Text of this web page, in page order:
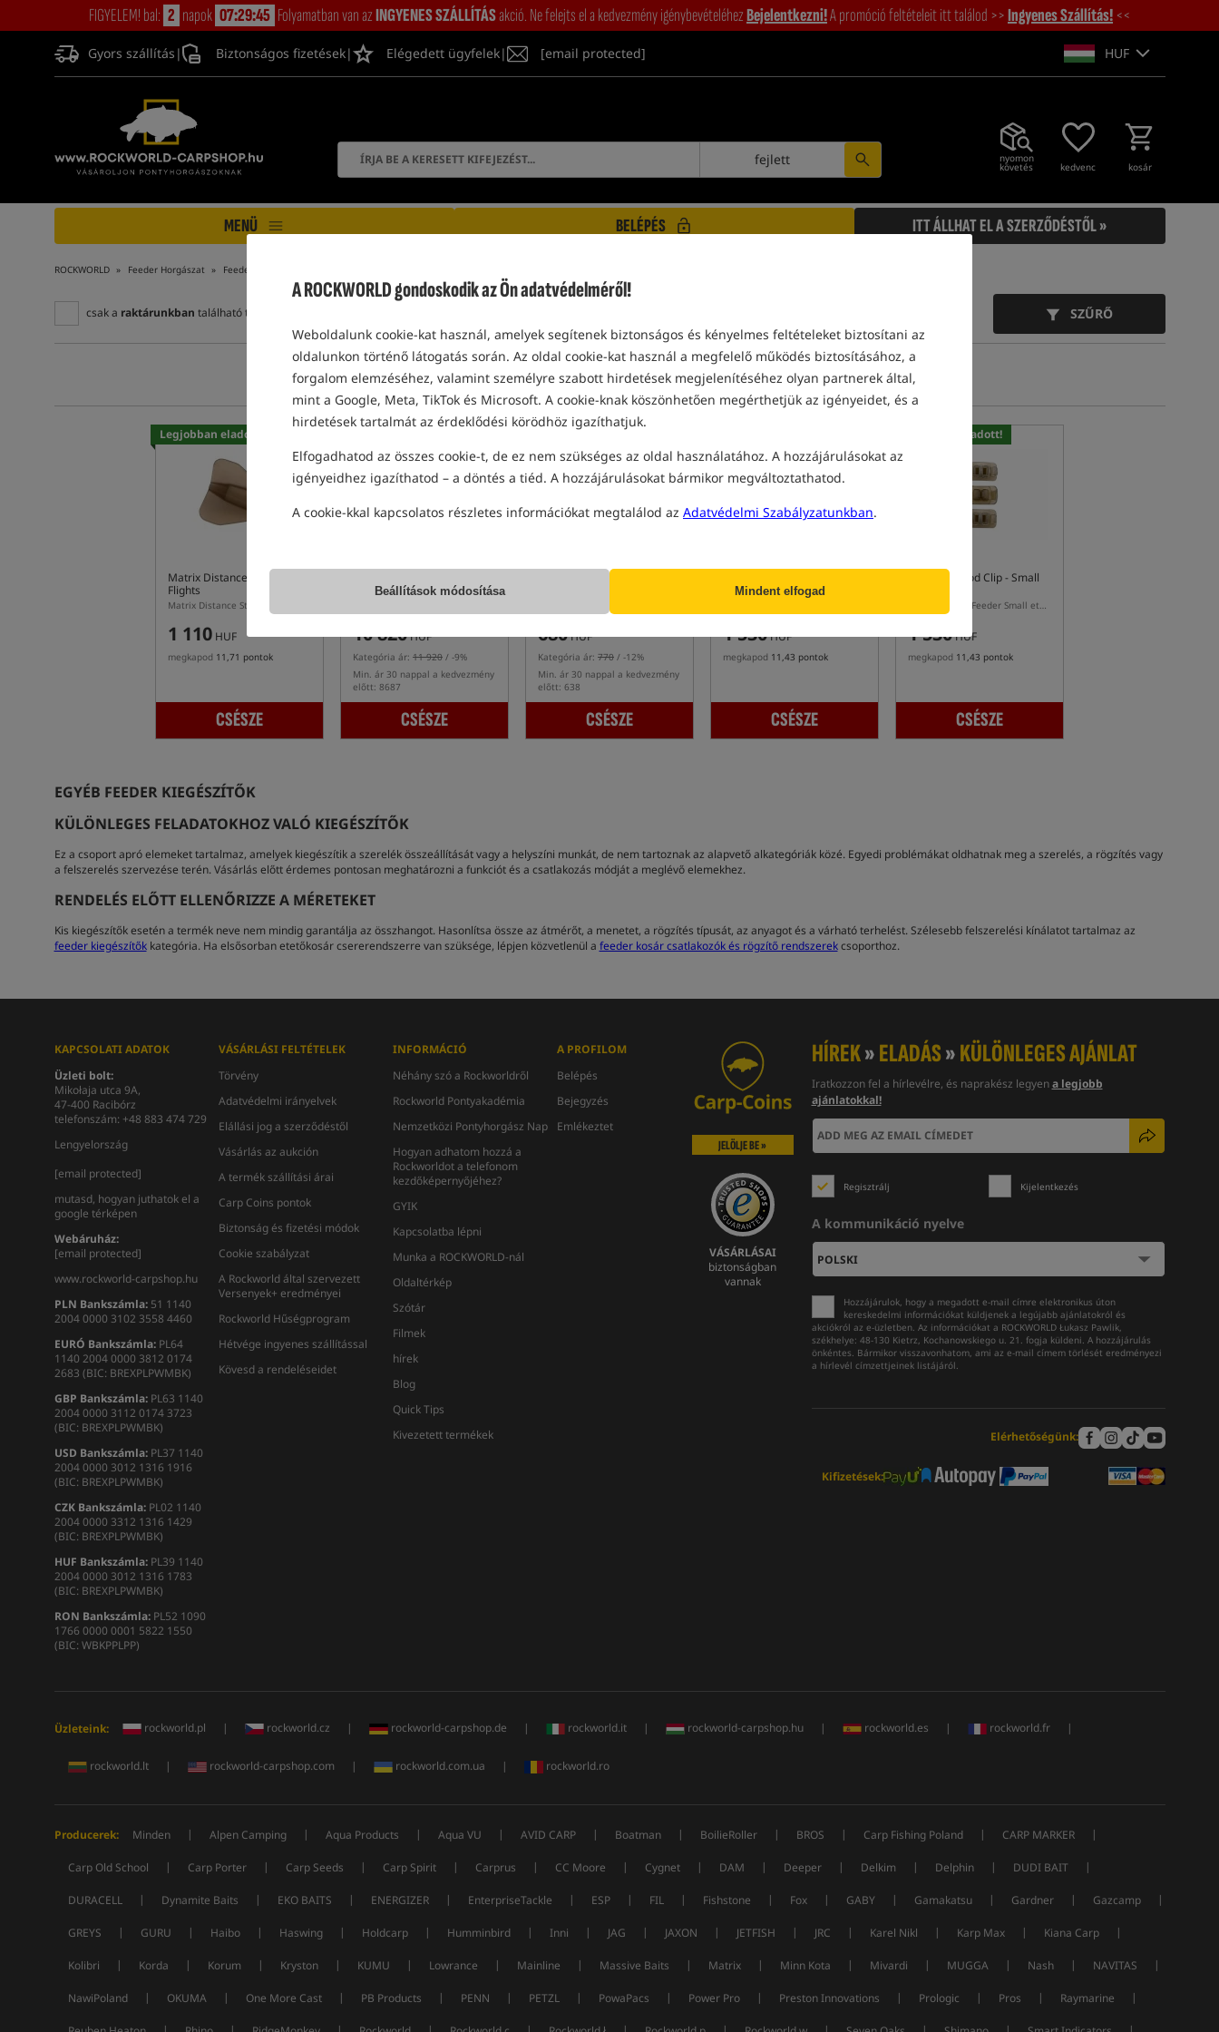
A ROCKWORLD gondoskodik az Ön adatvédelméről!
Weboldalunk cookie-kat használ, amelyek segítenek biztonságos és kényelmes feltételeket biztosítani az
oldalunkon történő látogatás során. Az oldal cookie-kat használ a megfelelő működés biztosításához, a
forgalom elemzéséhez, valamint személyre szabott hirdetések megjelenítéséhez olyan partnerek által,
mint a Google, Meta, TikTok és Microsoft. A cookie-knak köszönhetően megérthetjük az igényeidet, és a
hirdetések tartalmát az érdeklődési körödhöz igazíthatjuk.
Elfogadhatod az összes cookie-t, de ez nem szükséges az oldal használatához. A hozzájárulásokat az
igényeidhez igazíthatod – a döntés a tiéd. A hozzájárulásokat bármikor megváltoztathatod.
A cookie-kkal kapcsolatos részletes információkat megtalálod az Adatvédelmi Szabályzatunkban.
Beállítások módosítása Mindent elfogad
FIGYELEM! bal: 2 napok 07:29:45 Folyamatban van azINGYENES SZÁLLÍTÁSakció. Ne felejts el a kedvezmény igénybevételéhezBejelentkezni!A promóció feltételeit itt találod >>Ingyenes Szállítás! <<
Gyors szállítás | Biztonságos fizetések| Elégedett ügyfelek| [email protected] HUF
nyomon
követés kedvenc kosár
fejlett
MENÜ BELÉPÉS ITT ÁLLHAT EL A SZERZŐDÉSTŐL »
ROCKWORLD Feeder Horgászat Feeder végszerelékek és kiegészítők
csak a raktárunkban található termékek SZŰRŐ
EGYÉB KIEGÉSZÍTŐK
Legjobban eladott!
Matrix Distance Stem
Flights
1 110 HUF
megkapod 11,71 pontok
CSÉSZE
Measuring Sticks
10 820HUF
Kategória ár: 11 920 / -9%
Min. ár 30 nappal a kedvezmény
előtt: 8687
CSÉSZE
Legjobban eladott!
Sonubaits Bait Bag Clips
680HUF
Kategória ár: 770 / -12%
Min. ár 30 nappal a kedvezmény
előtt: 638
CSÉSZE
1 530HUF
megkapod 11,43 pontok
CSÉSZE
Legjobban eladott!
GURU Method Clip - Small
GURU Method Feeder Small etetőkosarakhoz való csalizás pozicionáló klipszek
1 530HUF
megkapod 11,43 pontok
CSÉSZE
EGYÉB FEEDER KIEGÉSZÍTŐK
KÜLÖNLEGES FELADATOKHOZ VALÓ KIEGÉSZÍTŐK
Ez a csoport apró elemeket tartalmaz, amelyek kiegészítik a szerelék összeállítását vagy a helyszíni munkát, de nem tartoznak az alapvető alkategóriák közé. Egyedi problémákat oldhatnak meg a szerelés, a rögzítés vagy
a felszerelés szervezése terén. Vásárlás előtt érdemes pontosan meghatározni a funkciót és a csatlakozás módját a meglévő elemekhez.
RENDELÉS ELŐTT ELLENŐRIZZE A MÉRETEKET
Kis kiegészítők esetén a termék neve nem mindig garantálja az összhangot. Hasonlítsa össze az átmérőt, a menetet, a rögzítés típusát, az anyagot és a várható terhelést. Szélesebb felszerelési kínálatot tartalmaz az
feeder kiegészítőkkategória. Ha elsősorban etetőkosár csererendszerre van szüksége, lépjen közvetlenül a feeder kosár csatlakozók és rögzítő rendszerekcsoporthoz.
HÍREK»ELADÁS»KÜLÖNLEGES AJÁNLAT
Iratkozzon fel a hírlevélre, és naprakész legyena legjobb
ajánlatokkal!
Regisztrálj Kijelentkezés
A kommunikáció nyelve
Hozzájárulok, hogy a megadott e-mail címre elektronikus úton
kereskedelmi információkat küldjenek a legújabb ajánlatokról és
akciókról az e-üzletben. Az információkat a ROCKWORLD Łukasz Pawlik,
székhelye: 48-130 Kietrz, Kochanowskiego u. 21. fogja küldeni. A hozzájárulás
önkéntes. Bármikor visszavonhatom, ami az e-mail címem törlését eredményezi
a hírlevél címzettjeinek listájáról.
Elérhetőségünk:
Kifizetések:
KAPCSOLATI ADATOK
Üzleti bolt:
Mikołaja utca 9A,
47-400 Racibórz
telefonszám: +48 883 474 729
Lengyelország
[email protected]
mutasd, hogyan juthatok el a
google térképen
Webáruház:
[email protected]
www.rockworld-carpshop.hu
PLN Bankszámla:51 1140
2004 0000 3102 3558 4460
EURÓ Bankszámla:PL64
1140 2004 0000 3812 0174
2683 (BIC: BREXPLPWMBK)
GBP Bankszámla:PL63 1140
2004 0000 3112 0174 3723
(BIC: BREXPLPWMBK)
USD Bankszámla:PL37 1140
2004 0000 3012 1316 1916
(BIC: BREXPLPWMBK)
CZK Bankszámla:PL02 1140
2004 0000 3312 1316 1429
(BIC: BREXPLPWMBK)
HUF Bankszámla:PL39 1140
2004 0000 3012 1316 1783
(BIC: BREXPLPWMBK)
RON Bankszámla:PL52 1090
1766 0000 0001 5822 1550
(BIC: WBKPPLPP)
VÁSÁRLÁSI FELTÉTELEK
Törvény
Adatvédelmi irányelvek
Elállási jog a szerződéstől
Vásárlás az aukción
A termék szállítási árai
Carp Coins pontok
Biztonság és fizetési módok
Cookie szabályzat
A Rockworld által szervezett
Versenyek+ eredményei
Rockworld Hűségprogram
Hétvége ingyenes szállítással
Kövesd a rendeléseidet
INFORMÁCIÓ
Néhány szó a Rockworldről
Rockworld Pontyakadémia
Nemzetközi Pontyhorgász Nap
Hogyan adhatom hozzá a
Rockworldot a telefonom
kezdőképernyőjéhez?
GYIK
Kapcsolatba lépni
Munka a ROCKWORLD-nál
Oldaltérkép
Szótár
Filmek
hírek
Blog
Quick Tips
Kivezetett termékek
A PROFILOM
Belépés
Bejegyzés
Emlékeztet
JELÖLJE BE »
VÁSÁRLÁSAI
biztonságban
vannak
Üzleteink: rockworld.pl | rockworld.cz | rockworld-carpshop.de | rockworld.it | rockworld-carpshop.hu | rockworld.es | rockworld.fr |
rockworld.lt | rockworld-carpshop.com | rockworld.com.ua | rockworld.ro
Producerek: Minden | Alpen Camping | Aqua Products | Aqua VU | AVID CARP | Boatman | BoilieRoller | BROS | Carp Fishing Poland | CARP MARKER |
Carp Old School | Carp Porter | Carp Seeds | Carp Spirit | Carprus | CC Moore | Cygnet | DAM | Deeper | Delkim | Delphin | DUDI BAIT |
DURACELL | Dynamite Baits | EKO BAITS | ENERGIZER | EnterpriseTackle | ESP | FIL | Fishstone | Fox | GABY | Gamakatsu | Gardner | Gazcamp |
GREYS | GURU | Haibo | Haswing | Holdcarp | Humminbird | Inni | JAG | JAXON | JETFISH | JRC | Karel Nikl | Karp Max | Kiana Carp |
Kolibri | Korda | Korum | Kryston | KUMU | Lowrance | Mainline | Massive Baits | Matrix | Minn Kota | Mivardi | MUGGA | Nash | NAVITAS |
NawiPoland | OKUMA | One More Cast | PB Products | PENN | PETZL | PowaPacs | Power Pro | Preston Innovations | Prologic | Pros | Raymarine |